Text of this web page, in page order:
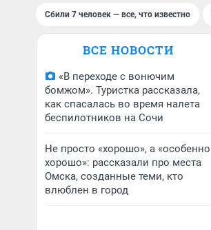
Сбили 7 человек — все, что известно
ВСЕ НОВОСТИ
«В переходе с вонючим
бомжом». Туристка рассказала,
как спасалась во время налета
беспилотников на Сочи
Не просто «хорошо», а «особенно
хорошо»: рассказали про места
Омска, созданные теми, кто
влюблен в город